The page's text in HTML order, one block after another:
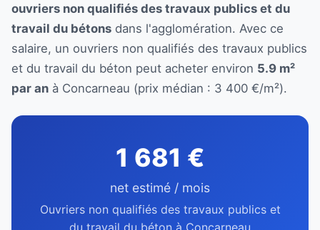
ouvriers non qualifiés des travaux publics et du
travail du bétons dans l'agglomération. Avec ce
salaire, un ouvriers non qualifiés des travaux publics
et du travail du béton peut acheter environ 5.9 m²
par an à Concarneau (prix médian : 3 400 €/m²).
1 681 €
net estimé / mois
Ouvriers non qualifiés des travaux publics et
du travail du béton à Concarneau